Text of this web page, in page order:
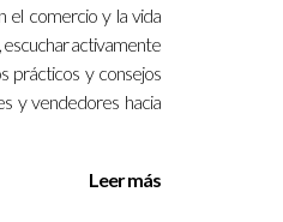
y
Recuerda
proceso, no
el comercio y la vida
activamente
prácticos y consejos
y vendedores hacia
Leer más